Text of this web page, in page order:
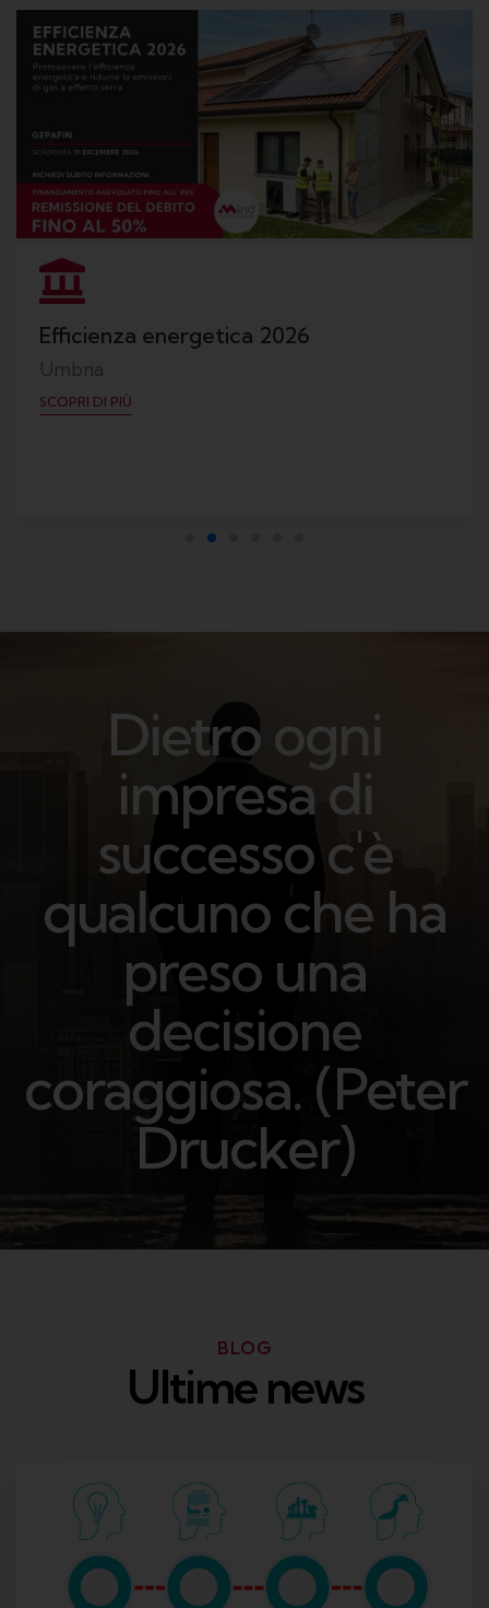
Efficienza energetica 2026
Umbria
SCOPRI DI PIÙ
Dietro ogni
impresa di
successo c'è
qualcuno che ha
preso una
decisione
coraggiosa. (Peter
Drucker)
BLOG
Ultime news